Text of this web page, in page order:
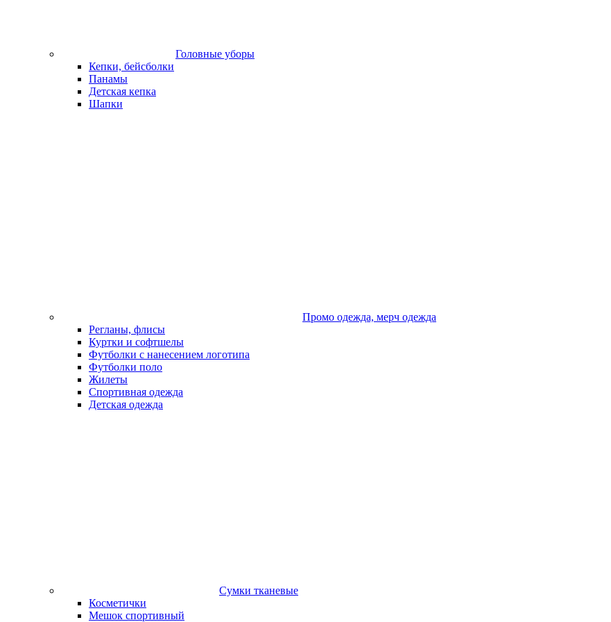
Головные уборы
Кепки, бейсболки
Панамы
Детская кепка
Шапки
Промо одежда, мерч одежда
Регланы, флисы
Куртки и софтшелы
Футболки с нанесением логотипа
Футболки поло
Жилеты
Спортивная одежда
Детская одежда
Сумки тканевые
Косметички
Мешок спортивный